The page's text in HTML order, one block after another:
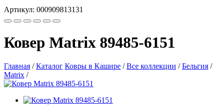
Артикул: 000909813131
Ковер Matrix 89485-6151
Главная / Каталог Ковры в Кашире / Все коллекции / Бельгия /
Matrix /